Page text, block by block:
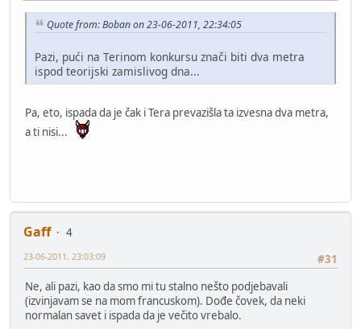
Quote from: Boban on 23-06-2011, 22:34:05
Pazi, pući na Terinom konkursu znači biti dva metra
ispod teorijski zamislivog dna...
Pa, eto, ispada da je čak i Tera prevazišla ta izvesna dva metra,
a ti nisi...
Gaff
4
#31
23-06-2011, 23:03:09
Ne, ali pazi, kao da smo mi tu stalno nešto podjebavali
(izvinjavam se na mom francuskom). Dođe čovek, da neki
normalan savet i ispada da je večito vrebalo.